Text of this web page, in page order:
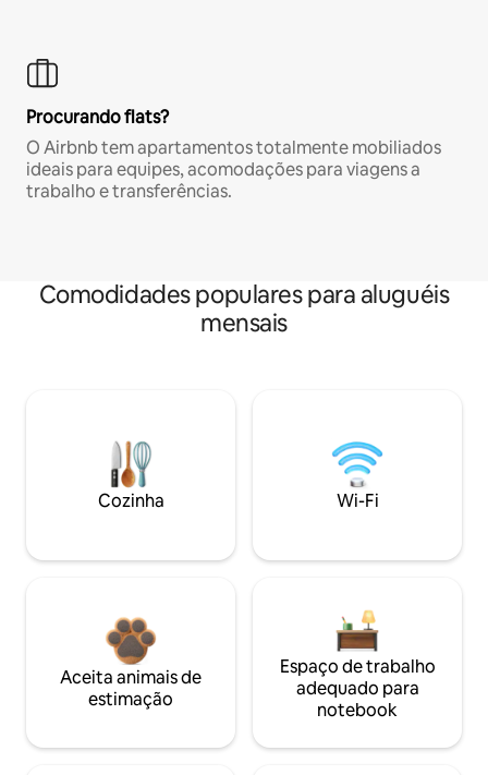
Procurando flats?
O Airbnb tem apartamentos totalmente mobiliados
ideais para equipes, acomodações para viagens a
trabalho e transferências.
Comodidades populares para aluguéis
mensais
Cozinha Wi-Fi
Aceita animais de
estimação
Espaço de trabalho
adequado para
notebook